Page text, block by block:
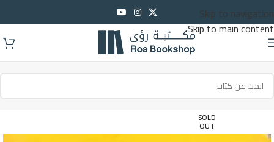
Skip to navigation
Skip to main content
SOLD
OUT